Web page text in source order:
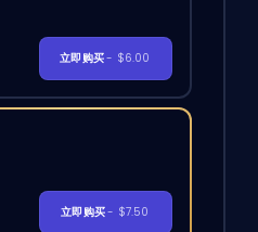
立即购买- $6.00
立即购买- $7.50